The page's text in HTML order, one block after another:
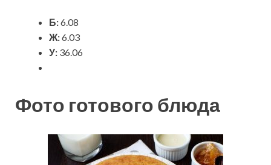
Б:6.08
Ж:6.03
У: 36.06
Фото готового блюда